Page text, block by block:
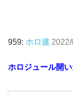
959: ホロ速
ホロジュール開